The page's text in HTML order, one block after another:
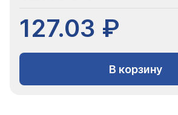
127.03 ₽
В корзину